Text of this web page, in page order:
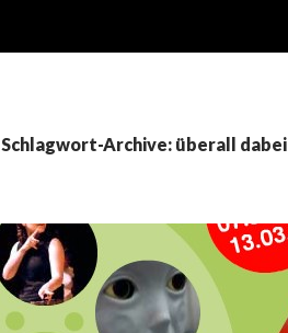
Schlagwort-Archive: überall dabei